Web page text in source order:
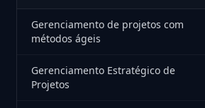
Gerenciamento de projetos com
métodos ágeis
Gerenciamento Estratégico de
Projetos